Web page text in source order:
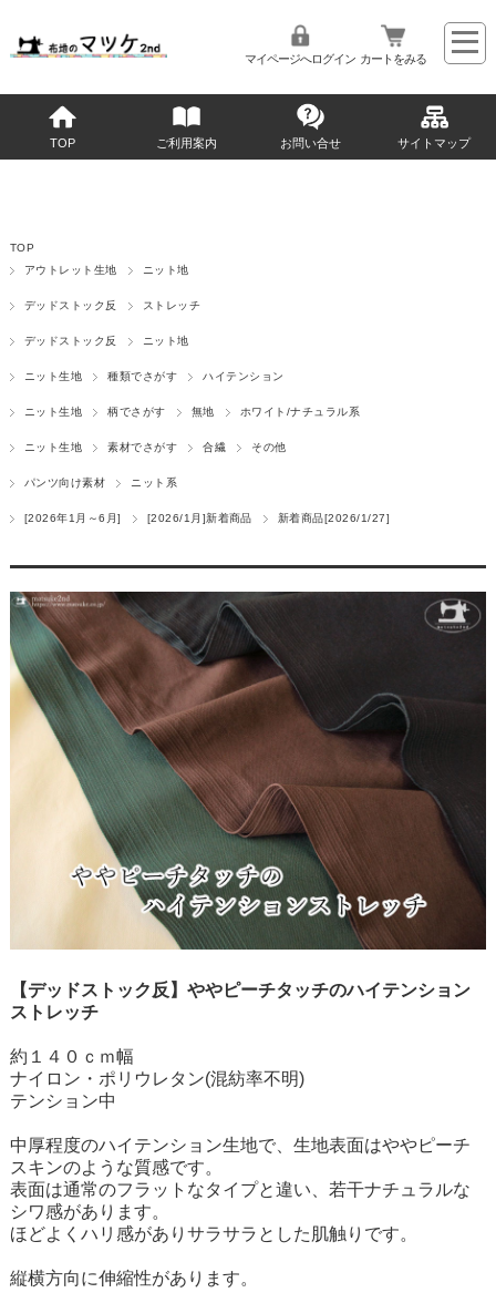
マイページへログイン カートをみる
TOP ご利用案内 お問い合せ サイトマップ
TOP
アウトレット生地
ニット地
デッドストック反 ストレッチ
デッドストック反 ニット地
ニット生地 種類でさがす ハイテンション
ニット生地 柄でさがす 無地 ホワイト/ナチュラル系
ニット生地 素材でさがす 合繊 その他
パンツ向け素材 ニット系
[2026年1月～6月] [2026/1月]新着商品 新着商品[2026/1/27]
【デッドストック反】ややピーチタッチのハイテンション
ストレッチ
約１４０ｃｍ幅
ナイロン・ポリウレタン(混紡率不明)
テンション中
中厚程度のハイテンション生地で、生地表面はややピーチ
スキンのような質感です。
表面は通常のフラットなタイプと違い、若干ナチュラルな
シワ感があります。
ほどよくハリ感がありサラサラとした肌触りです。
縦横方向に伸縮性があります。